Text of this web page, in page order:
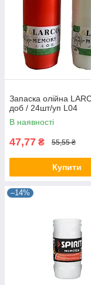
Запаска олійна
доб / 24шт/уп L04
В наявності
47,77 ₴ 55,55 ₴
Купити
–14%